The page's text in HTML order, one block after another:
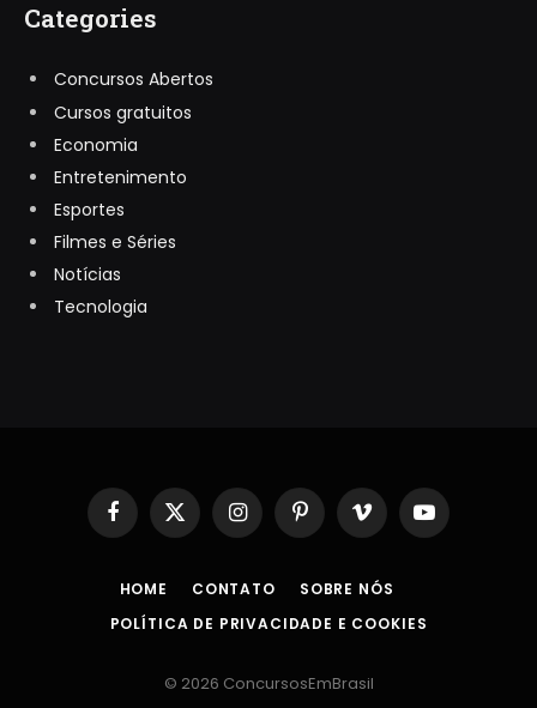
Categories
Concursos Abertos
Cursos gratuitos
Economia
Entretenimento
Esportes
Filmes e Séries
Notícias
Tecnologia
Facebook
X
(Twitter)
InstagramPinterestVimeo YouTube
HOME CONTATO
SOBRE NÓS
POLÍTICA DE PRIVACIDADE E COOKIES
© 2026 ConcursosEmBrasil